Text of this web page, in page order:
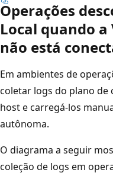
Operações
Local quando
não está
Em ambientes de
coletar logs do plano de
host e carregá-los
autônoma.
O diagrama a seguir
coleção de logs em